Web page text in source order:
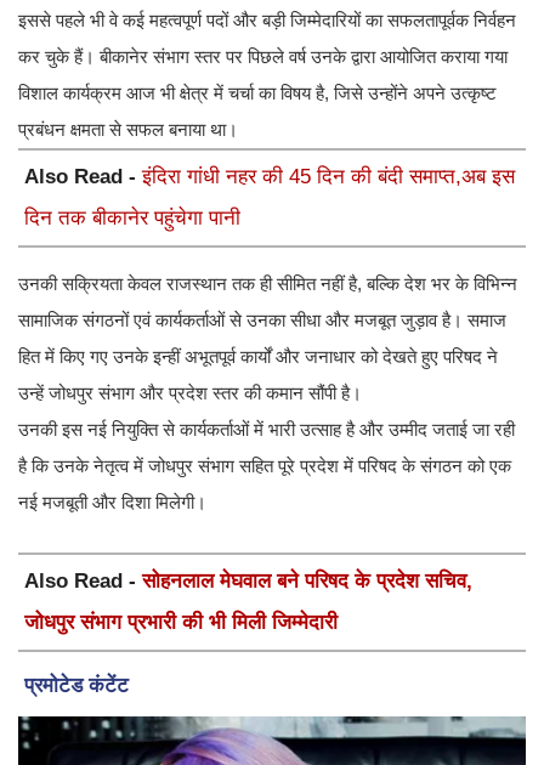
इससे पहले भी वे कई महत्वपूर्ण पदों और बड़ी जिम्मेदारियों का सफलतापूर्वक निर्वहन
कर चुके हैं। बीकानेर संभाग स्तर पर पिछले वर्ष उनके द्वारा आयोजित कराया गया
विशाल कार्यक्रम आज भी क्षेत्र में चर्चा का विषय है, जिसे उन्होंने अपने उत्कृष्ट
प्रबंधन क्षमता से सफल बनाया था।
Also Read -इंदिरा गांधी नहर की 45 दिन की बंदी समाप्त,अब इस
दिन तक बीकानेर पहुंचेगा पानी
उनकी सक्रियता केवल राजस्थान तक ही सीमित नहीं है, बल्कि देश भर के विभिन्न
सामाजिक संगठनों एवं कार्यकर्ताओं से उनका सीधा और मजबूत जुड़ाव है। समाज
हित में किए गए उनके इन्हीं अभूतपूर्व कार्यों और जनाधार को देखते हुए परिषद ने
उन्हें जोधपुर संभाग और प्रदेश स्तर की कमान सौंपी है।
उनकी इस नई नियुक्ति से कार्यकर्ताओं में भारी उत्साह है और उम्मीद जताई जा रही
है कि उनके नेतृत्व में जोधपुर संभाग सहित पूरे प्रदेश में परिषद के संगठन को एक
नई मजबूती और दिशा मिलेगी।
Also Read -सोहनलाल मेघवाल बने परिषद के प्रदेश सचिव,
जोधपुर संभाग प्रभारी की भी मिली जिम्मेदारी